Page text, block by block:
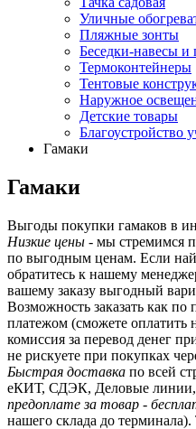
Уличные
Пляжные зонты
Беседки-навесы и
Термоконтейнеры
Тентовые
Наружное
Детские товары
Благоустройство
Гамаки
Гамаки
Выгоды покупки гамаков в
Низкие цены - мы стремимся
по выгодным ценам. Если
обратитесь к нашему
вашему заказу выгодный
Возможность заказать как
платежом (сможете оплатить
комиссия за перевод денег
не рискуете при покупках
Быстрая доставка по всей
еКИТ, СДЭК, Деловые линии,
предоплате за товар -
нашего склада до